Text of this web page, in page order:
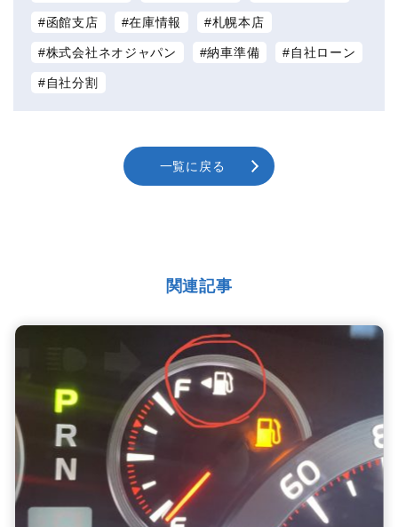
函館支店 在庫情報 札幌本店
株式会社ネオジャパン 納車準備 自社ローン
自社分割
一覧に戻る
関連記事